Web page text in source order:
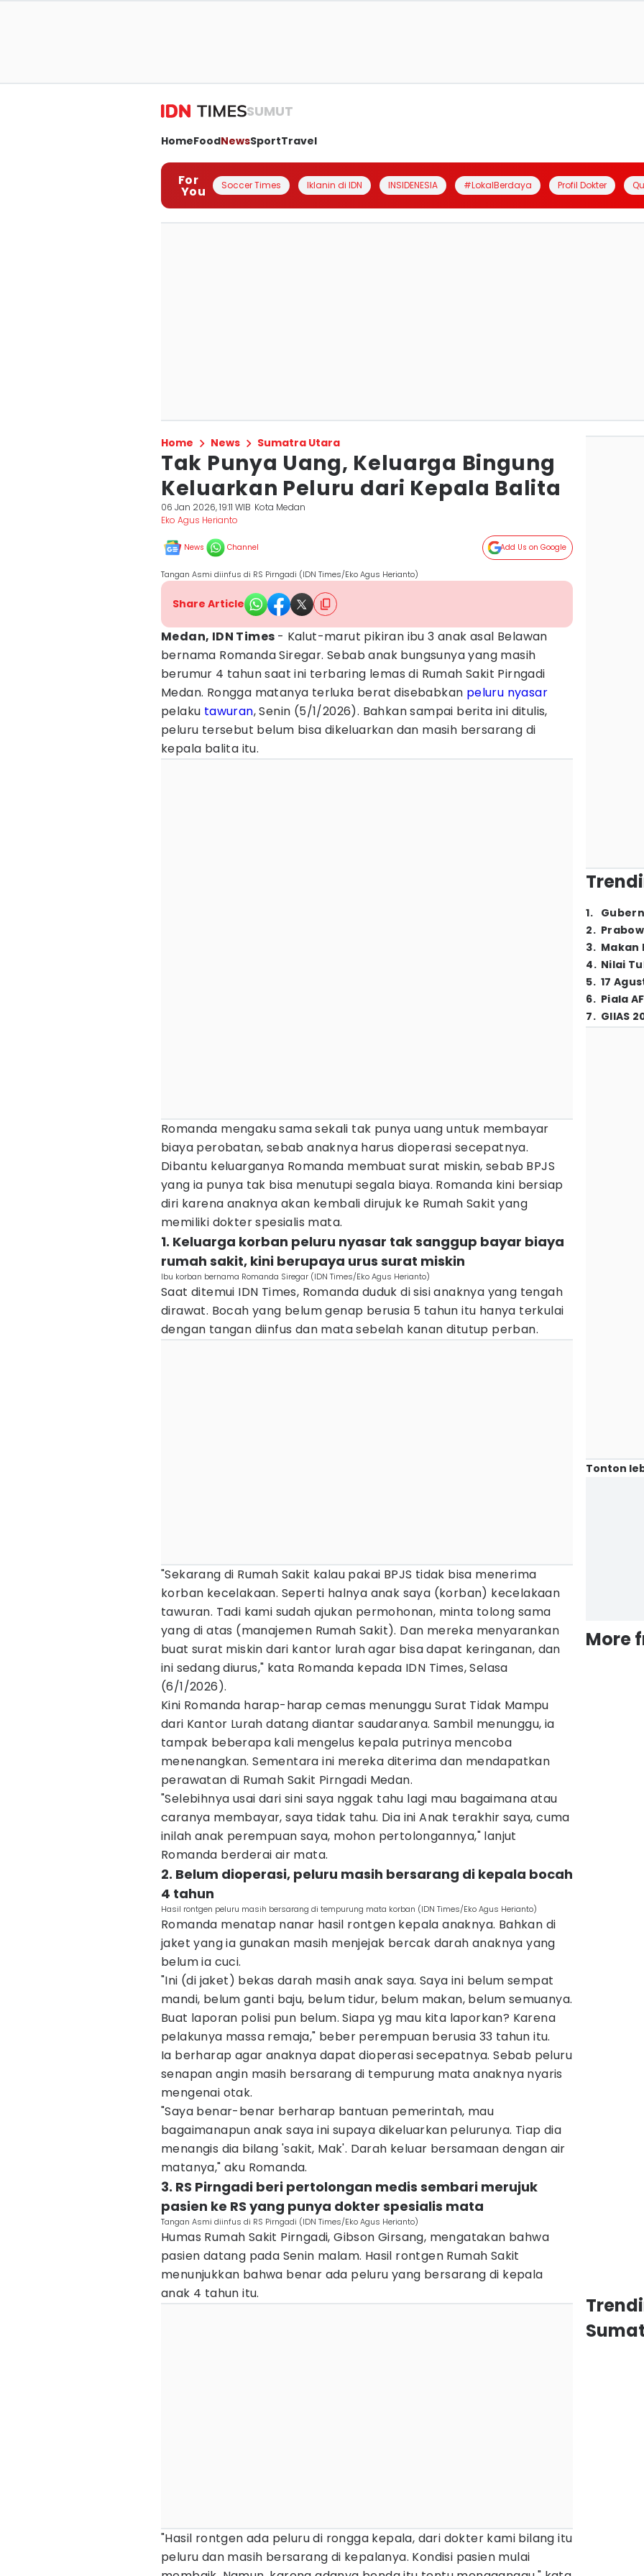
SUMUT
HomeFoodNewsSportTravel
For
You Soccer Times Iklanin di IDN INSIDENESIA #LokalBerdaya Profil Dokter
Home News Sumatra Utara
Tak Punya Uang, Keluarga Bingung
Keluarkan Peluru dari Kepala Balita
06 Jan 2026, 19:11 WIB Kota Medan
Eko Agus Herianto
News Channel Add Us on Google
Tangan Asmi diinfus di RS Pirngadi (IDN Times/Eko Agus Herianto)
Share Article
Medan, IDN Times - Kalut-marut pikiran ibu 3 anak asal Belawan
bernama Romanda Siregar. Sebab anak bungsunya yang masih
berumur 4 tahun saat ini terbaring lemas di Rumah Sakit Pirngadi
Medan. Rongga matanya terluka berat disebabkan peluru nyasar
pelaku tawuran, Senin (5/1/2026). Bahkan sampai berita ini ditulis,
peluru tersebut belum bisa dikeluarkan dan masih bersarang di
kepala balita itu.
Romanda mengaku sama sekali tak punya uang untuk membayar
biaya perobatan, sebab anaknya harus dioperasi secepatnya.
Dibantu keluarganya Romanda membuat surat miskin, sebab BPJS
yang ia punya tak bisa menutupi segala biaya. Romanda kini bersiap
diri karena anaknya akan kembali dirujuk ke Rumah Sakit yang
memiliki dokter spesialis mata.
1. Keluarga korban peluru nyasar tak sanggup bayar biaya
rumah sakit, kini berupaya urus surat miskin
Ibu korban bernama Romanda Siregar (IDN Times/Eko Agus Herianto)
Saat ditemui IDN Times, Romanda duduk di sisi anaknya yang tengah
dirawat. Bocah yang belum genap berusia 5 tahun itu hanya terkulai
dengan tangan diinfus dan mata sebelah kanan ditutup perban.
"Sekarang di Rumah Sakit kalau pakai BPJS tidak bisa menerima
korban kecelakaan. Seperti halnya anak saya (korban) kecelakaan
tawuran. Tadi kami sudah ajukan permohonan, minta tolong sama
yang di atas (manajemen Rumah Sakit). Dan mereka menyarankan
buat surat miskin dari kantor lurah agar bisa dapat keringanan, dan
ini sedang diurus," kata Romanda kepada IDN Times, Selasa
(6/1/2026).
Kini Romanda harap-harap cemas menunggu Surat Tidak Mampu
dari Kantor Lurah datang diantar saudaranya. Sambil menunggu, ia
tampak beberapa kali mengelus kepala putrinya mencoba
menenangkan. Sementara ini mereka diterima dan mendapatkan
perawatan di Rumah Sakit Pirngadi Medan.
"Selebihnya usai dari sini saya nggak tahu lagi mau bagaimana atau
caranya membayar, saya tidak tahu. Dia ini Anak terakhir saya, cuma
inilah anak perempuan saya, mohon pertolongannya," lanjut
Romanda berderai air mata.
2. Belum dioperasi, peluru masih bersarang di kepala bocah
4 tahun
Hasil rontgen peluru masih bersarang di tempurung mata korban (IDN Times/Eko Agus Herianto)
Romanda menatap nanar hasil rontgen kepala anaknya. Bahkan di
jaket yang ia gunakan masih menjejak bercak darah anaknya yang
belum ia cuci.
"Ini (di jaket) bekas darah masih anak saya. Saya ini belum sempat
mandi, belum ganti baju, belum tidur, belum makan, belum semuanya.
Buat laporan polisi pun belum. Siapa yg mau kita laporkan? Karena
pelakunya massa remaja," beber perempuan berusia 33 tahun itu.
Ia berharap agar anaknya dapat dioperasi secepatnya. Sebab peluru
senapan angin masih bersarang di tempurung mata anaknya nyaris
mengenai otak.
"Saya benar-benar berharap bantuan pemerintah, mau
bagaimanapun anak saya ini supaya dikeluarkan pelurunya. Tiap dia
menangis dia bilang 'sakit, Mak'. Darah keluar bersamaan dengan air
matanya," aku Romanda.
3. RS Pirngadi beri pertolongan medis sembari merujuk
pasien ke RS yang punya dokter spesialis mata
Tangan Asmi diinfus di RS Pirngadi (IDN Times/Eko Agus Herianto)
Humas Rumah Sakit Pirngadi, Gibson Girsang, mengatakan bahwa
pasien datang pada Senin malam. Hasil rontgen Rumah Sakit
menunjukkan bahwa benar ada peluru yang bersarang di kepala
anak 4 tahun itu.
"Hasil rontgen ada peluru di rongga kepala, dari dokter kami bilang itu
peluru dan masih bersarang di kepalanya. Kondisi pasien mulai
1.
2.
3. Makan
4. Nilai
5. 17
6. Piala
7. GIIAS
Tonton
More